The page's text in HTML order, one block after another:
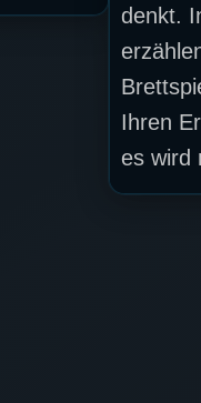
denkt.
Ihren
es wird